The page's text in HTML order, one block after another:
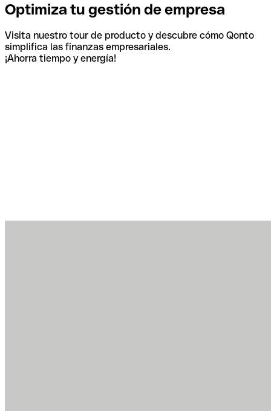
Optimiza tu gestión de empresa
Visita nuestro tour de producto y descubre cómo Qonto
simplifica las finanzas empresariales.
¡Ahorra tiempo y energía!